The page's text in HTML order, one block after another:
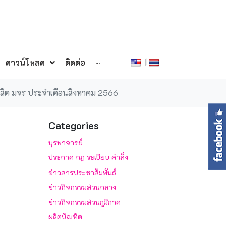
ดาวน์โหลด ติดต่อ ··· |
มจร ประจำเดือนสิงหาคม 2566
Categories
บุรพาจารย์
ประกาศ กฎ ระเบียบ คำสั่ง
ข่าวสารประชาสัมพันธ์
ข่าวกิจกรรมส่วนกลาง
ข่าวกิจกรรมส่วนภูมิภาค
ผลิตบัณฑิต